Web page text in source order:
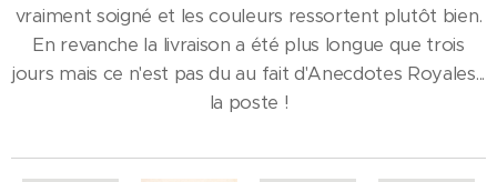
vraiment soigné et les couleurs ressortent plutôt bien.
En revanche la livraison a été plus longue que trois
jours mais ce n'est pas du au fait d'Anecdotes Royales...
la poste !